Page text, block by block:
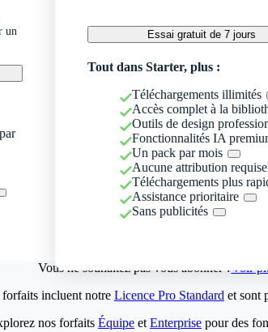
un
Essai gratuit de 7 jours
Tout dans Starter, plus :
Téléchargements illimités
Accès complet à la
Outils de design
Fonctionnalités IA
Un pack par mois
Aucune attribution requise
Téléchargements plus
Assistance prioritaire
Sans publicités
Vous ne souhaitez pas vous abonner ?Voir
forfaits incluent notre Licence Pro Standard et sont
nos forfaits Équipe et Enterprise pour des